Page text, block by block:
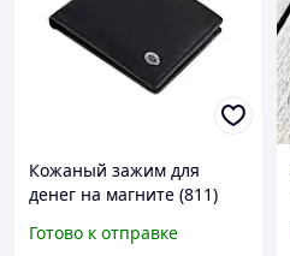
Кожаный зажим для
денег на магните (811)
Готово к отправке